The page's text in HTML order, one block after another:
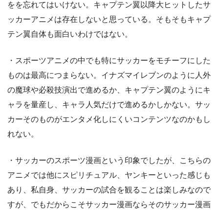
をを忘れてはいけない。キャプテン翼以降大ヒットしたサ
ッカーアニメは存在しないと思っている。そもそもキャプ
テン翼自体も面白いわけではない。
・スポーツアニメの中でも特にサッカーをモチーフにした
ものは最高につまらない。イナズマイレブンのように人外
の魔球や必殺技演出で進めるか、キャプテン翼のようにキ
ャラを量産し、キャラ人気だけで進めるかしかない。サッ
カーそのものがエンタメ化しにくいコンテンツなのかもし
れない。
・サッカーのスポーツ漫画という印象でしたが、こちらの
アニメでは他にスピリチュアル、ヤンキーといった感じも
あり、私自身、サッカーの試合を観ることは楽しみなので
すが、でもだからこそサッカー漫画ならそのサッカー漫画